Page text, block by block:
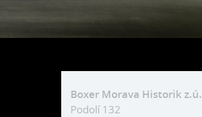
Boxer Morava Historik z.ú.
Podolí 132